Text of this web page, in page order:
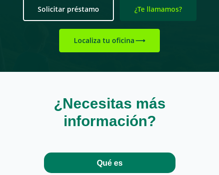
Solicitar préstamo ¿Te llamamos?
Localiza tu oficina
¿Necesitas más
información?
Qué es